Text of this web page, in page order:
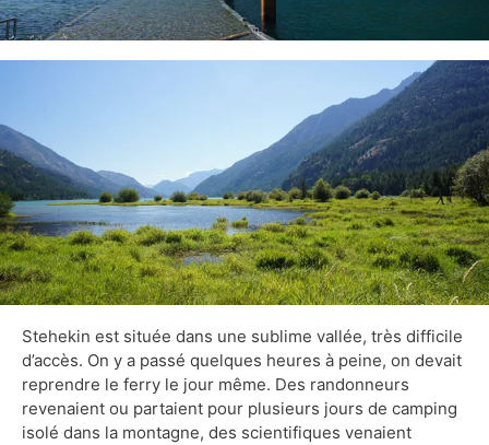
Stehekin est située dans une sublime vallée, très difficile
d’accès. On y a passé quelques heures à peine, on devait
reprendre le ferry le jour même. Des randonneurs
revenaient ou partaient pour plusieurs jours de camping
isolé dans la montagne, des scientifiques venaient